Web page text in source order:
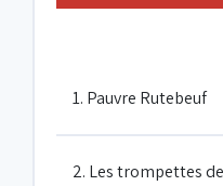
1. Pauvre Rutebeuf
2. Les trompettes